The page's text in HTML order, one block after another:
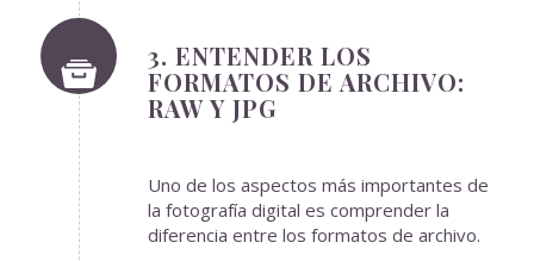
3. ENTENDER LOS
FORMATOS DE ARCHIVO:
RAW Y JPG
Uno de los aspectos más importantes de
la fotografía digital es comprender la
diferencia entre los formatos de archivo.